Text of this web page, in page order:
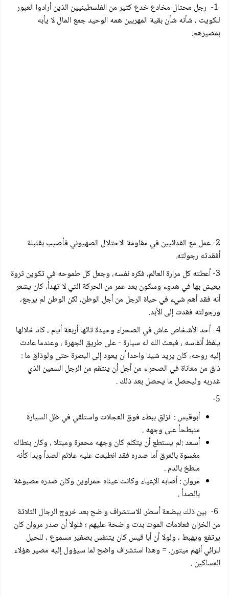
1- رجل محتال مخادع خدع كثير من الفلسطينيين الذين أرادوا العبور
للكويت ، شأنه شأن بقية المهربين همه الوحيد جمع المال لا يأبه
بمصيرهم.
2- عمل مع الفدائيين في مقاومة الاحتلال الصهيوني فأصيب بقنبلة
أفقدته رجولته.
3- أعطته كل مرارة العالم، فكره نفسه، وجعل كل طموحه في تكوين ثروة
يعيش بها في هدوء وسكون بعد عمر من الحركة التي لا تهدأ، كان يشعر
أنه فقد أهم شيء في حياة الرجل من أجل الوطن، لكن الوطن لم يرجع،
ورجولته فقدت إلى الأبد.
4- أحد الأشخاص عاش في الصحراء وحيدة تائها أربعة أيام ، كاد خلالها
يلفظ أنفاسه ، فبعث الله له سيارة - على طريق الجهرة ، وعندما عادت
إليه روحه، كان يريد شيئا واحدا أن يعود إلى البصرة حتى ولوذاق ما :
ذاق من معاناة في الصحراء من أجل أن ينتقم من الرجل السمين الذي
غدربه وليحصل ما يحصل بعد ذلك .
5-
أبوقيس : انزلق ببطء فوق العجلات واستلقي في ظل السيارة
منبطحأ على وجهه .
أسعد :لم يستطع أن يتكلم كان وجهه محمرة ومبتلا ، وكان بنطاله
مغسوة بالعرق أما صدره فقد انطبعت عليه علائم الصدأ وبدا كأنه
ملطخ بالدم .
مروان : أصابه الإعياء وكانت عيناه حمراوين وكان صدره مصبوغة
بالصدأ .
6- بين ذلك ببضعة أسطر. الاستشراف واضح بعد خروج الرجال الثلاثة
من الخزان فعلامات الموت بدت واضحة عليهم ؛ فلولا أن صدر مروان كان
يرتفع ويهبط ، ولولا أن أبا قيس كان يتنفس بصفير مسموع ، للحيل
للرائي أنهم ميتون. = وهذا استشراف واضح لما سيؤول إليه مصير هؤلاء
المساكين .